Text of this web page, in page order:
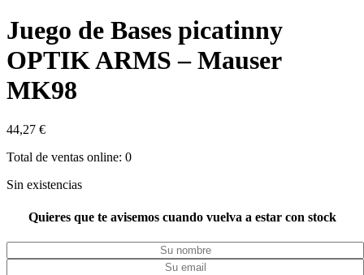
Juego de Bases picatinny
OPTIK ARMS – Mauser
MK98
44,27 €
Total de ventas online: 0
Sin existencias
Quieres que te avisemos cuando vuelva a estar con stock